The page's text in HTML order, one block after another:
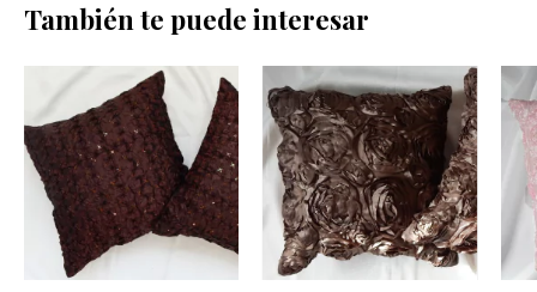
También te puede interesar